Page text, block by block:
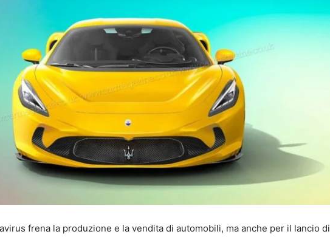
frena la produzione e la vendita di automobili, ma anche per il lancio di